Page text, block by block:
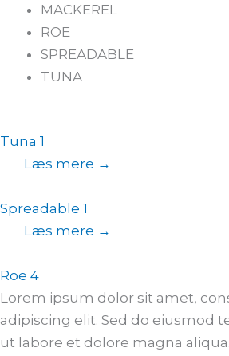
MACKEREL
ROE
SPREADABLE
TUNA
Tuna 1
Læs mere →
Spreadable 1
Læs mere →
Roe 4
Lorem ipsum dolor sit amet,
adipiscing elit. Sed do eiusmod
ut labore et dolore magna